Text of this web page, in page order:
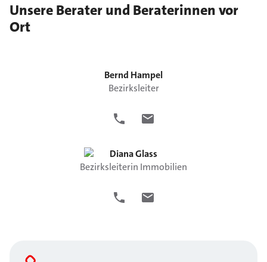
Unsere Berater und Beraterinnen vor
Ort
Bernd Hampel
Bezirksleiter
DianaGlass
Bezirksleiterin Immobilien